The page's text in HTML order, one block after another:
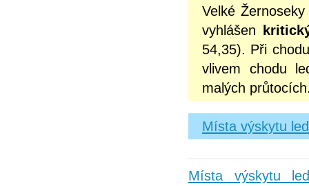
Velké
vyhlášen
54,35). Při
vlivem chodu
malých
Místa výskytu
Místa výskytu